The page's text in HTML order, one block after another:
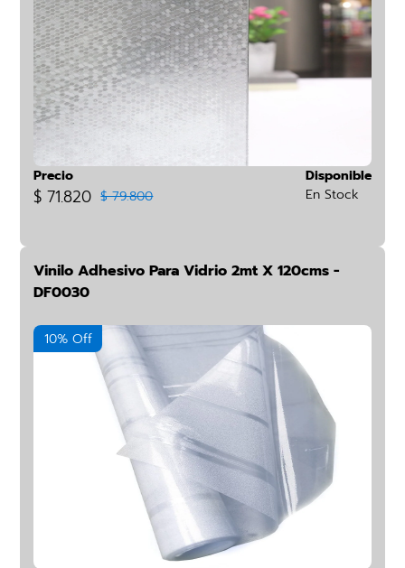
Precio
$ 71.820 $ 79.800
Disponible
En Stock
Vinilo Adhesivo Para Vidrio 2mt X 120cms -
DF0030
10% Off